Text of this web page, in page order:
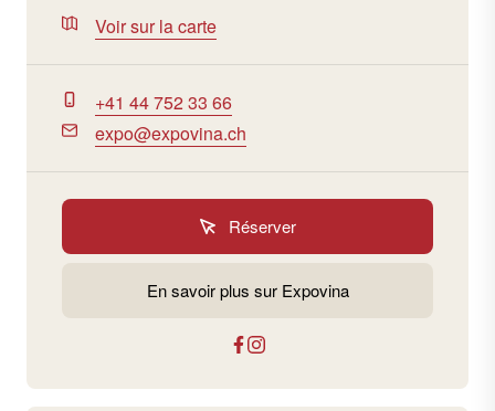
Voir sur la carte
+41 44 752 33 66
expo@expovina.ch
Réserver
En savoir plus sur Expovina